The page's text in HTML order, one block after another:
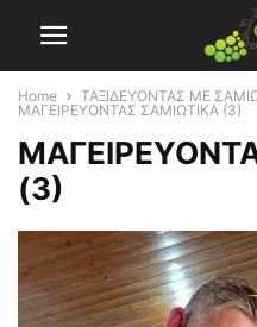
Home
ΤΑΞΙΔΕΥΟΝΤΑΣ ΜΕ
ΜΑΓΕΙΡΕΥΟΝΤΑΣ ΣΑΜΙΩΤΙΚΑ (3)
(3)